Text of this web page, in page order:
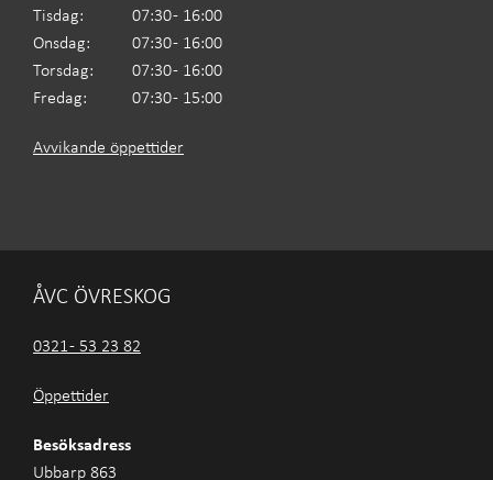
Tisdag:
07:30 - 16:00
Onsdag:
07:30 - 16:00
Torsdag:
07:30 - 16:00
Fredag:
07:30 - 15:00
Avvikande öppettider
ÅVC ÖVRESKOG
0321 - 53 23 82
Öppettider
Besöksadress
Ubbarp 863